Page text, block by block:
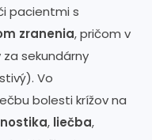
pacientmi s
zranenia, pričom v
sekundárny
Vo
bolesti krížov na
, liečba,